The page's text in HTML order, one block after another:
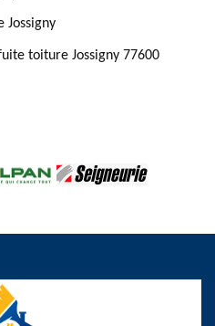
Jossigny
toiture Jossigny 77600